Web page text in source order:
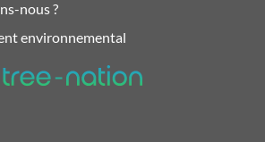
nous ?
environnemental